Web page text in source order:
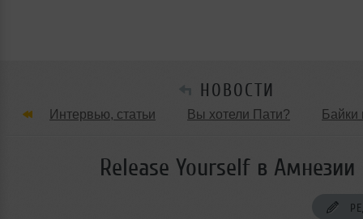
НОВОСТИ
Интервью, статьи Вы хотели Пати? Байки
Танцевальные стили Обзоры Вечеринок и
Release Yourself в Амнезии